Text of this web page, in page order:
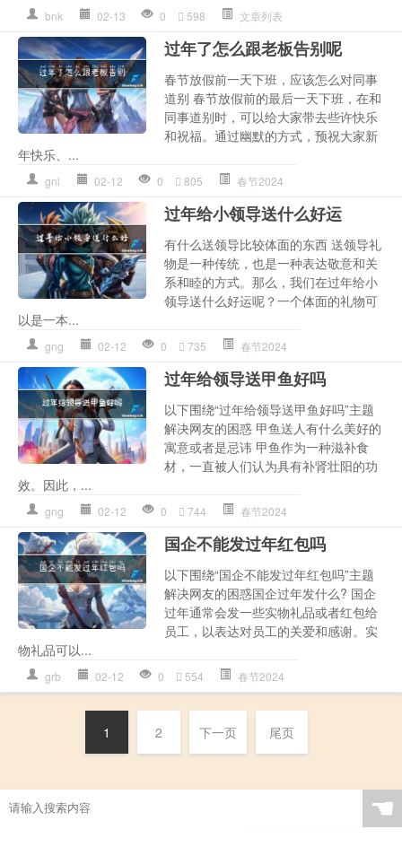
bnk 02-13 0 598 文章列表
过年了怎么跟老板告别呢
春节放假前一天下班，应该怎么对同事
道别 春节放假前的最后一天下班，在和
同事道别时，可以给大家带去些许快乐
和祝福。通过幽默的方式，预祝大家新
年快乐、...
gnl 02-12 0 805 春节2024
过年给小领导送什么好运
有什么送领导比较体面的东西 送领导礼
物是一种传统，也是一种表达敬意和关
系和睦的方式。那么，我们在过年给小
领导送什么好运呢？一个体面的礼物可
以是一本...
gng 02-12 0 735 春节2024
过年给领导送甲鱼好吗
以下围绕“过年给领导送甲鱼好吗”主题
解决网友的困惑 甲鱼送人有什么美好的
寓意或者是忌讳 甲鱼作为一种滋补食
材，一直被人们认为具有补肾壮阳的功
效。因此，...
gng 02-12 0 744 春节2024
国企不能发过年红包吗
以下围绕“国企不能发过年红包吗”主题
解决网友的困惑国企过年发什么? 国企
过年通常会发一些实物礼品或者红包给
员工，以表达对员工的关爱和感谢。实
物礼品可以...
grb 02-12 0 554 春节2024
1 2 下一页 尾页
☚